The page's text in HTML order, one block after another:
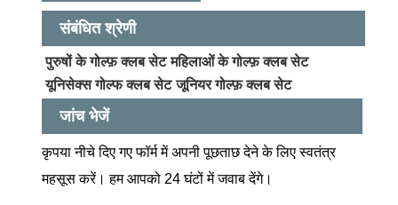
संबंधित श्रेणी
पुरुषों के गोल्फ़ क्लब सेट महिलाओं के गोल्फ़ क्लब सेट
यूनिसेक्स गोल्फ क्लब सेट जूनियर गोल्फ़ क्लब सेट
जांच भेजें
कृपया नीचे दिए गए फॉर्म में अपनी पूछताछ देने के लिए स्वतंत्र
महसूस करें। हम आपको 24 घंटों में जवाब देंगे।